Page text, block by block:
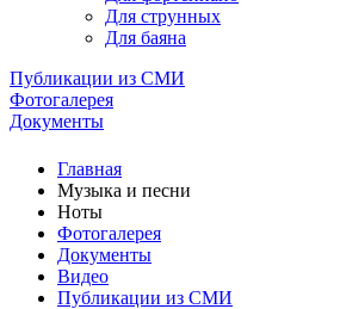
Для струнных
Для баяна
Публикации из СМИ
Фотогалерея
Документы
Главная
Музыка и песни
Ноты
Фотогалерея
Документы
Видео
Публикации из СМИ